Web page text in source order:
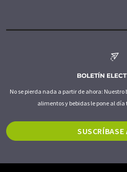
BOLETÍN
No se pierda nada a partir de ahora:
alimentos y bebidas le pone al día
SUSCRÍBASE